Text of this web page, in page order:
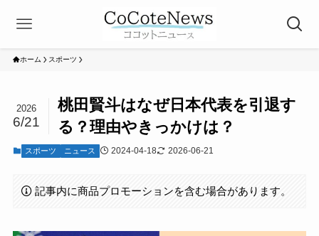
ホーム スポーツ
桃田賢斗はなぜ日本代表を引退す
る？理由やきっかけは？
2026
6/21
スポーツ ニュース 2024-04-18 2026-06-21
記事内に商品プロモーションを含む場合があります。